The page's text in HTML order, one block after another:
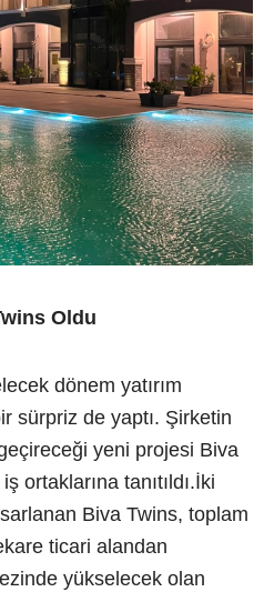
Oldu
dönem yatırım
sürpriz de yaptı. Şirketin
yeni projesi Biva
ortaklarına tanıtıldı.İki
Biva Twins, toplam
ticari alandan
yükselecek olan